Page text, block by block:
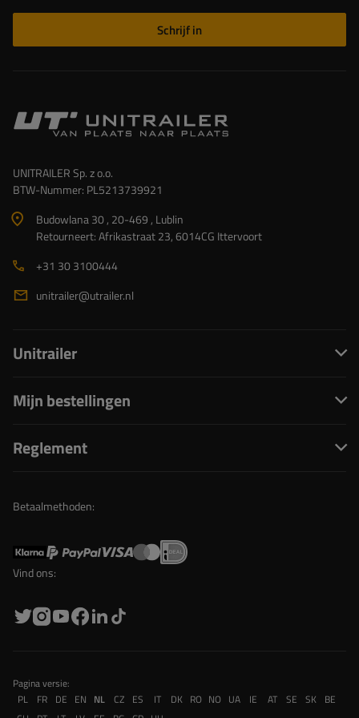
Schrijf in
UNITRAILER Sp. z o.o.
BTW-Nummer: PL5213739921
Budowlana 30 , 20-469 , Lublin
Retourneert: Afrikastraat 23, 6014CG Ittervoort
+31 30 3100444
unitrailer@utrailer.nl
Unitrailer
Mijn bestellingen
Reglement
Betaalmethoden:
Vind ons:
Pagina versie:
PL
FR DE EN NL CZ ES IT DK RO NO UA IE AT SE SK BE